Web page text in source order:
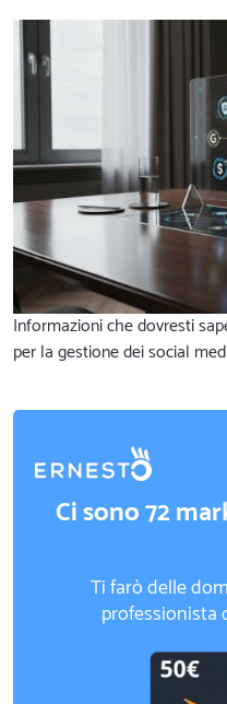
Informazioni che dovresti
per la gestione dei social
Ci sono 72
Ti farò delle
professionista